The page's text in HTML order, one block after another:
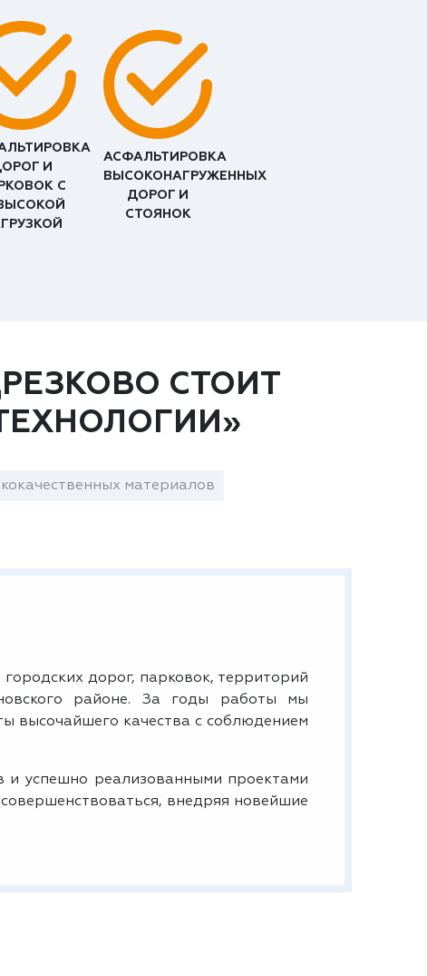
И
С
АСФАЛЬТИРОВКА
ВЫСОКОНАГРУЖЕННЫХ
ДОРОГ И
СТОЯНОК
СТОИТ
материалов
дорог, парковок, территорий
районе. За годы работы мы
высочайшего качества с соблюдением
успешно реализованными проектами
внедряя новейшие